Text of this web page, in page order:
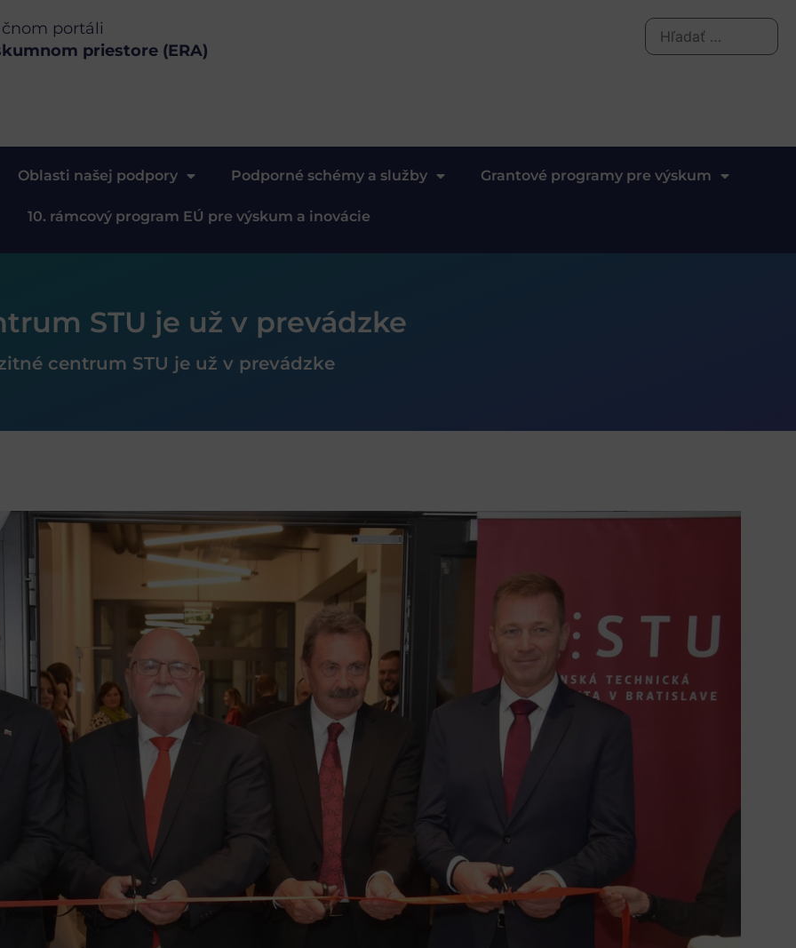
portáli
priestore (ERA)
Oblasti našej podpory Podporné schémy a služby Grantové programy pre výskum
10. rámcový program EÚ pre výskum a inovácie
STU je už v prevádzke
centrum STU je už v prevádzke